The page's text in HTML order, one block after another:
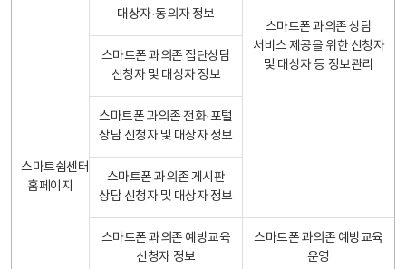
스마트쉼센터
홈페이지
스마트폰 과의존 상담
서비스 제공을 위한 신청자
및 대상자 등 정보관리
대상자·동의자 정보
스마트폰 과의존 집단상담
신청자 및 대상자 정보
스마트폰 과의존 전화·포털
상담 신청자 및 대상자 정보
스마트폰 과의존 게시판
상담 신청자 및 대상자 정보
스마트폰 과의존 예방교육
신청자 정보
스마트폰 과의존 예방교육
운영